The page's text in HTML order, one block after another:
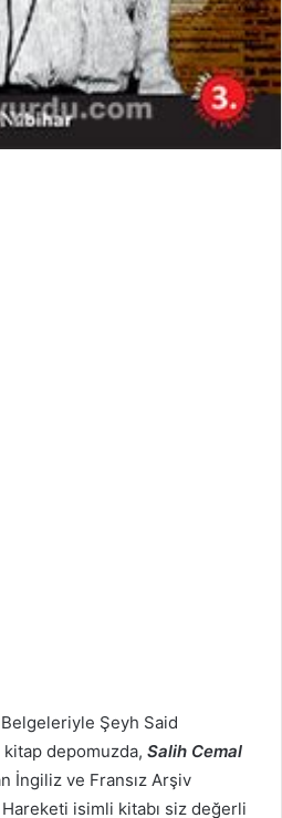
Şeyh Said
depomuzda, Salih Cemal
İngiliz ve Fransız Arşiv
isimli kitabı siz değerli